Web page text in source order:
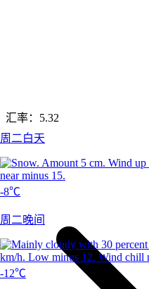
周二白天
-8℃
周二晚间
-12℃
汇率： 5.32